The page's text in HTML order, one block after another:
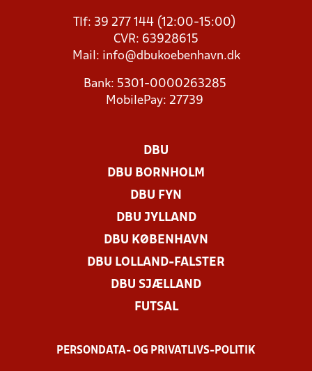
Tlf: 39 277 144 (12:00-15:00)
CVR: 63928615
Mail: info@dbukoebenhavn.dk
Bank: 5301-0000263285
MobilePay: 27739
DBU
DBU BORNHOLM
DBU FYN
DBU JYLLAND
DBU KØBENHAVN
DBU LOLLAND-FALSTER
DBU SJÆLLAND
FUTSAL
PERSONDATA- OG PRIVATLIVS-POLITIK